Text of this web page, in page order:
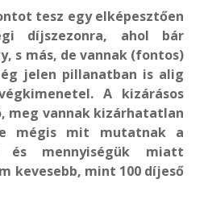
tesz egy elképesztően
díjszezonra, ahol bár
s más, de vannak (fontos)
jelen pillanatban is alig
A kizárásos
meg vannak kizárhatatlan
mégis mit mutatnak a
és mennyiségük miatt
kevesebb, mint 100 díjeső